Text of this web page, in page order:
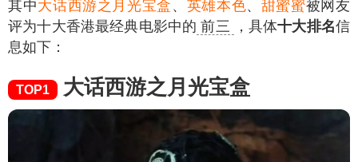
其中大话西游之月光宝盒 、 英雄本色、 甜蜜蜜被网友
评为十大香港最经典电影中的 前三 ，具体十大排名信
息如下：
TOP1 大话西游之月光宝盒